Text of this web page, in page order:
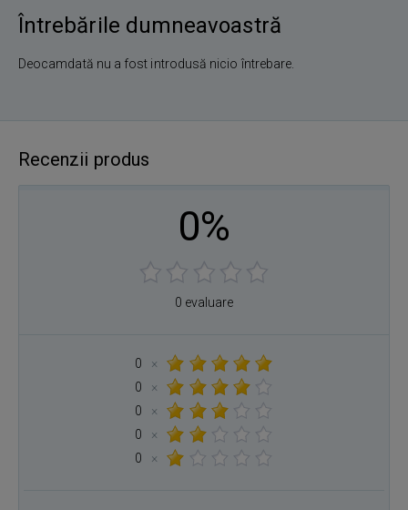
Întrebările dumneavoastră
Deocamdată nu a fost introdusă nicio întrebare.
Recenzii produs
0%
0 evaluare
0
×
0
×
0
×
0
×
0
×